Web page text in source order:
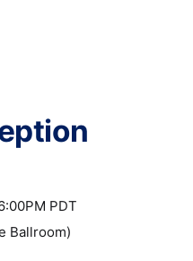
PDT
Ballroom)